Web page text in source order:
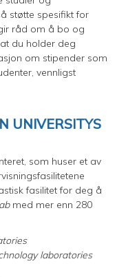
støtte spesifikt for
råd om å bo og
du holder deg
om stipender som
vennligst
UNIVERSITYS
som huser et av
fasilitet for deg å
med mer enn 280
laboratories